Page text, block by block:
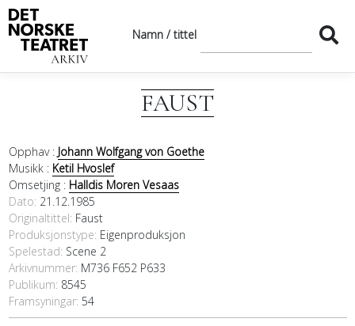
Namn / tittel
FAUST
Opphav : Johann Wolfgang von Goethe
Musikk : Ketil Hvoslef
Omsetjing : Halldis Moren Vesaas
Dato 21.12.1985
Originaltittel Faust
Produksjonstype: Eigenproduksjon
Spelestad: Scene 2
Arkivnummer: M736 F652 P633
Publikum: 8545
Framsyningar: 54